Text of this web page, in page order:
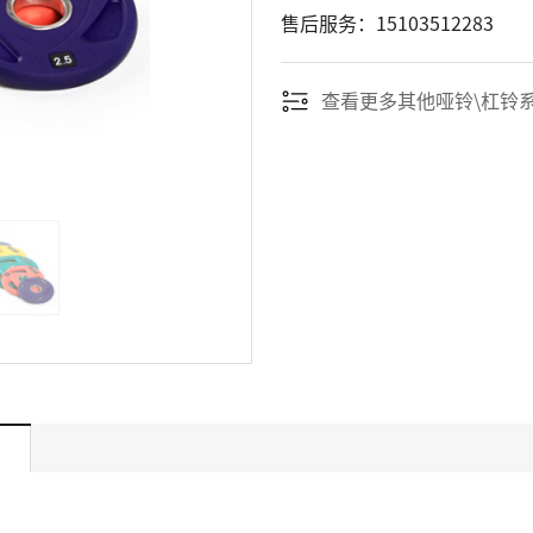
售后服务：15103512283
查看更多其他哑铃\杠铃